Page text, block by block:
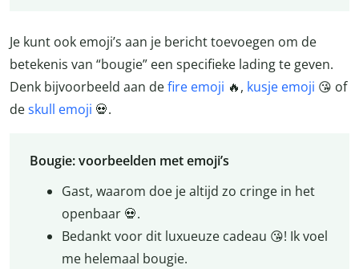
Je kunt ook emoji’s aan je bericht toevoegen om de
betekenis van “bougie” een specifieke lading te geven.
Denk bijvoorbeeld aan defire emoji 🔥, kusje emoji 😘 of
deskull emoji 💀.
Bougie: voorbeelden met emoji’s
Gast, waarom doe je altijd zo cringe in het
openbaar 💀.
Bedankt voor dit luxueuze cadeau 😘! Ik voel
me helemaal bougie.